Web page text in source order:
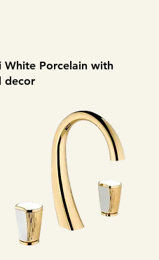
White Porcelain with
decor